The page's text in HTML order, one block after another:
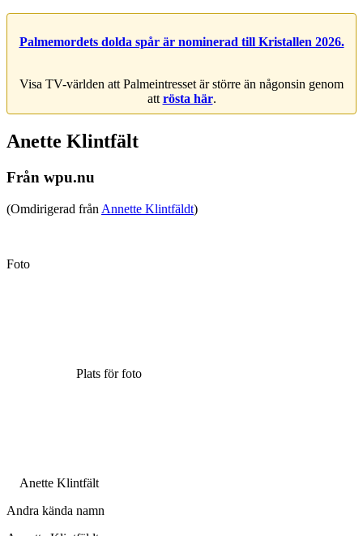
Palmemordets dolda spår är nominerad till Kristallen 2026.
Visa TV-världen att Palmeintresset är större än någonsin genom
att rösta här.
Anette Klintfält
Från wpu.nu
(Omdirigerad från Annette Klintfäldt)
Foto
Plats för foto
Anette Klintfält
Andra kända namn